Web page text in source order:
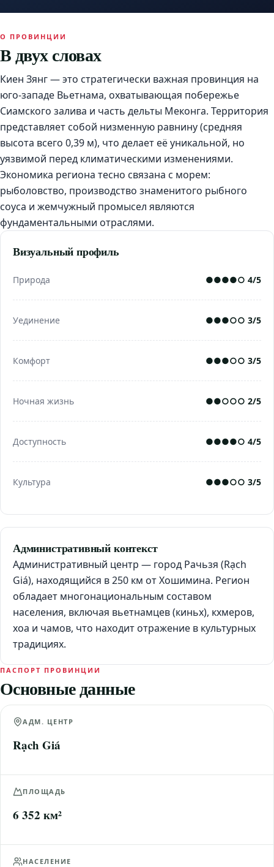
О ПРОВИНЦИИ
В двух словах
Киен Зянг — это стратегически важная провинция на
юго-западе Вьетнама, охватывающая побережье
Сиамского залива и часть дельты Меконга. Территория
представляет собой низменную равнину (средняя
высота всего 0,39 м), что делает её уникальной, но
уязвимой перед климатическими изменениями.
Экономика региона тесно связана с морем:
рыболовство, производство знаменитого рыбного
соуса и жемчужный промысел являются
фундаментальными отраслями.
Визуальный профиль
Природа ●●●●○ 4/5
Уединение ●●●○○ 3/5
Комфорт ●●●○○ 3/5
Ночная жизнь ●●○○○ 2/5
Доступность ●●●●○ 4/5
Культура ●●●○○ 3/5
Административный контекст
Административный центр — город Рачьзя (Rạch
Giá), находящийся в 250 км от Хошимина. Регион
обладает многонациональным составом
населения, включая вьетнамцев (киньх), кхмеров,
хоа и чамов, что находит отражение в культурных
традициях.
ПАСПОРТ ПРОВИНЦИИ
Основные данные
АДМ. ЦЕНТР
Rạch Giá
ПЛОЩАДЬ
6 352 км²
НАСЕЛЕНИЕ